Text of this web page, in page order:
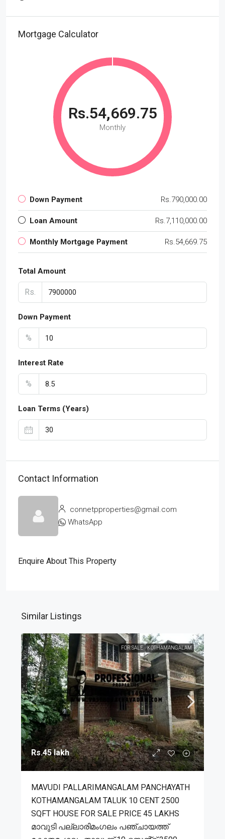
Mortgage Calculator
Rs.54,669.75
Monthly
Down Payment Rs.790,000.00
Loan Amount Rs.7,110,000.00
Monthly Mortgage Payment Rs.54,669.75
Total Amount
Rs.
Down Payment
%
Interest Rate
%
Loan Terms (Years)
Contact Information
connetpproperties@gmail.com
WhatsApp
Enquire About This Property
Similar Listings
FOR SALE KOTHAMANGALAM
Rs.45 lakh
MAVUDI PALLARIMANGALAM PANCHAYATH
KOTHAMANGALAM TALUK 10 CENT 2500
SQFT HOUSE FOR SALE PRICE 45 LAKHS
മാവുടി പല്ലാരിമംഗലം പഞ്ചായത്ത്